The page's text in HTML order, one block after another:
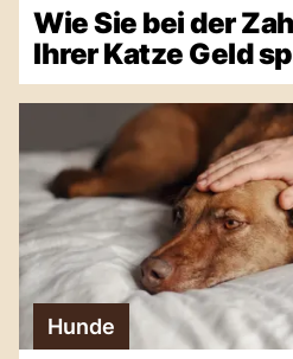
Wie Sie bei der
Ihrer Katze Geld
Hunde